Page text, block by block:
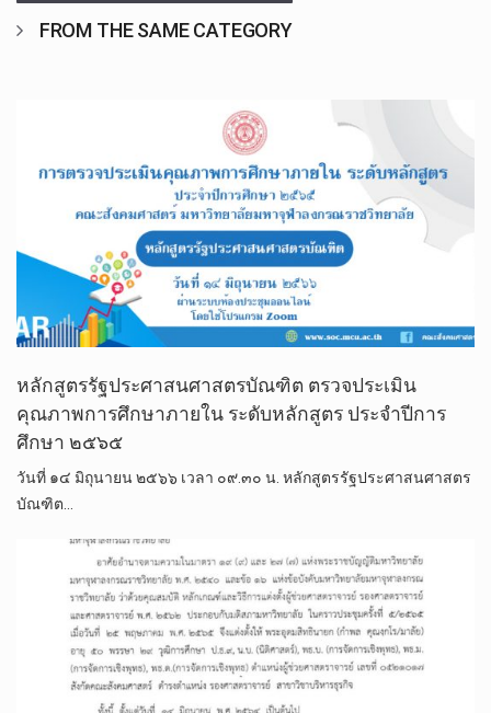
FROM THE SAME CATEGORY
หลักสูตรรัฐประศาสนศาสตรบัณฑิต ตรวจประเมิน
คุณภาพการศึกษาภายใน ระดับหลักสูตร ประจำปีการ
ศึกษา ๒๕๖๕
วันที่ ๑๔ มิถุนายน ๒๕๖๖ เวลา ๐๙.๓๐ น. หลักสูตรรัฐประศาสนศาสตร
บัณฑิต…